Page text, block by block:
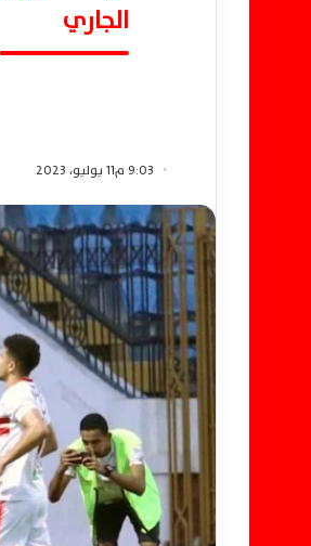
الجاري
9:03 م11 يوليو، 2023